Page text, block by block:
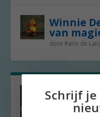
Winnie
van
door Karin de
Schrijf je